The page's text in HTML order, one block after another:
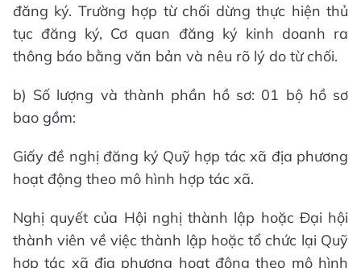
đăng ký. Trường hợp từ chối dừng thực hiện thủ
tục đăng ký, Cơ quan đăng ký kinh doanh ra
thông báo bằng văn bản và nêu rõ lý do từ chối.
b) Số lượng và thành phần hồ sơ: 01 bộ hồ sơ
bao gồm:
Giấy đề nghị đăng ký Quỹ hợp tác xã địa phương
hoạt động theo mô hình hợp tác xã.
Nghị quyết của Hội nghị thành lập hoặc Đại hội
thành viên về việc thành lập hoặc tổ chức lại Quỹ
hợp tác xã địa phương hoạt động theo mô hình